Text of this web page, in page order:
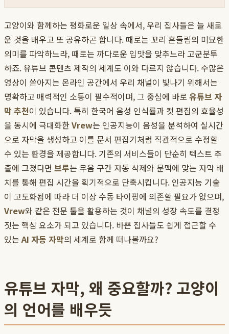
고양이와 함께하는 평화로운 일상 속에서, 우리 집사들은 늘 새로
운 것을 배우고 또 공유하곤 합니다. 때로는 꼬리 흔들림의 미묘한
의미를 파악하느라, 때로는 까다로운 입맛을 맞추느라 고군분투
하죠. 유튜브 콘텐츠 제작의 세계도 이와 다르지 않습니다. 수많은
영상이 쏟아지는 온라인 공간에서 우리 채널이 빛나기 위해서는
명확하고 매력적인 소통이 필수적이며, 그 중심에 바로 유튜브 자
막 추천이 있습니다. 특히 한국어 음성 인식률과 컷 편집의 효율성
을 동시에 극대화한Vrew는 인공지능이 음성을 분석하여 실시간
으로 자막을 생성하고 이를 문서 편집기처럼 직관적으로 수정할
수 있는 환경을 제공합니다. 기존의 서비스들이 단순히 텍스트 추
출에 그쳤다면 브루는 무음 구간 자동 삭제와 문맥에 맞는 자막 배
치를 통해 편집 시간을 획기적으로 단축시킵니다. 인공지능 기술
이 고도화됨에 따라 더 이상 수동 타이핑에 의존할 필요가 없으며,
Vrew와 같은 전문 툴을 활용하는 것이 채널의 성장 속도를 결정
짓는 핵심 요소가 되고 있습니다. 바쁜 집사들도 쉽게 접근할 수
있는AI 자동 자막의 세계로 함께 떠나볼까요?
유튜브 자막, 왜 중요할까? 고양이
의 언어를 배우듯